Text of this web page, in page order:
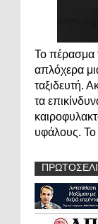
Το πέρασμα
απλόχερα
ταξιδευτή.
τα
υφάλους. Το